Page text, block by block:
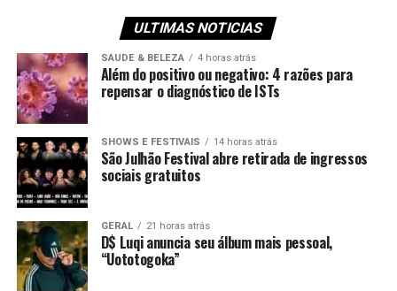
ULTIMAS NOTICIAS
SAUDE & BELEZA 4 horas atrás
Além do positivo ou negativo: 4 razões para
repensar o diagnóstico de ISTs
SHOWS E FESTIVAIS 14 horas atrás
São Julhão Festival abre retirada de ingressos
sociais gratuitos
GERAL 21 horas atrás
D$ Luqi anuncia seu álbum mais pessoal,
“Uototogoka”